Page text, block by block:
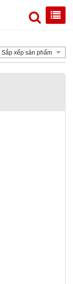
Sắp xếp sản phẩm